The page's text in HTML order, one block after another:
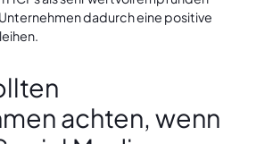
dadurch eine positive
achten, wenn